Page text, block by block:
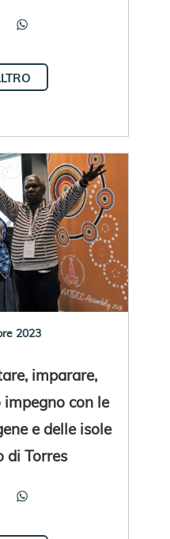
2023
imparare,
con le
e delle isole
di Torres